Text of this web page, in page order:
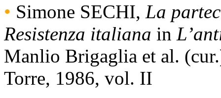
• Simone SECHI, La
Resistenza italiana in
Manlio Brigaglia et al.
Torre, 1986, vol. II